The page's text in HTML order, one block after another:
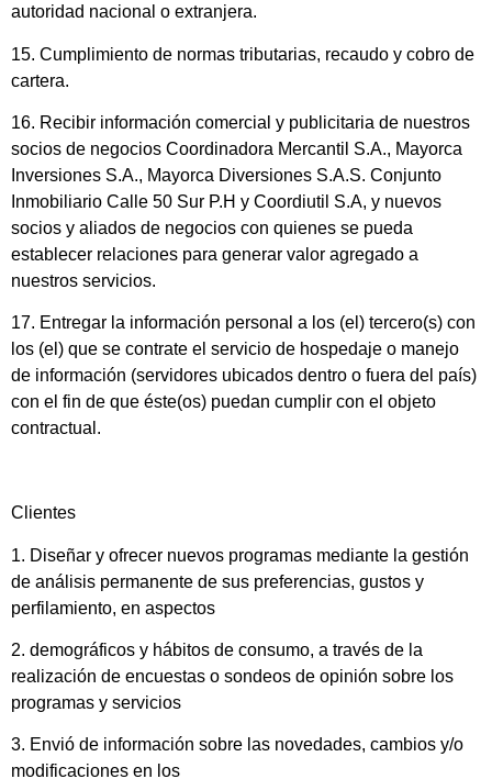
autoridad nacional o extranjera.
15. Cumplimiento de normas tributarias, recaudo y cobro de
cartera.
16. Recibir información comercial y publicitaria de nuestros
socios de negocios Coordinadora Mercantil S.A., Mayorca
Inversiones S.A., Mayorca Diversiones S.A.S. Conjunto
Inmobiliario Calle 50 Sur P.H y Coordiutil S.A, y nuevos
socios y aliados de negocios con quienes se pueda
establecer relaciones para generar valor agregado a
nuestros servicios.
17. Entregar la información personal a los (el) tercero(s) con
los (el) que se contrate el servicio de hospedaje o manejo
de información (servidores ubicados dentro o fuera del país)
con el fin de que éste(os) puedan cumplir con el objeto
contractual.
Clientes
1. Diseñar y ofrecer nuevos programas mediante la gestión
de análisis permanente de sus preferencias, gustos y
perfilamiento, en aspectos
2. demográficos y hábitos de consumo, a través de la
realización de encuestas o sondeos de opinión sobre los
programas y servicios
3. Envió de información sobre las novedades, cambios y/o
modificaciones en los